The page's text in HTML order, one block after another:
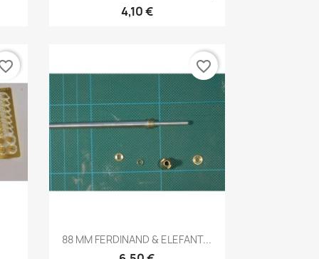
4,10 €
Aperçu rapide
88 MM FERDINAND & ELEFANT...
favorite_border